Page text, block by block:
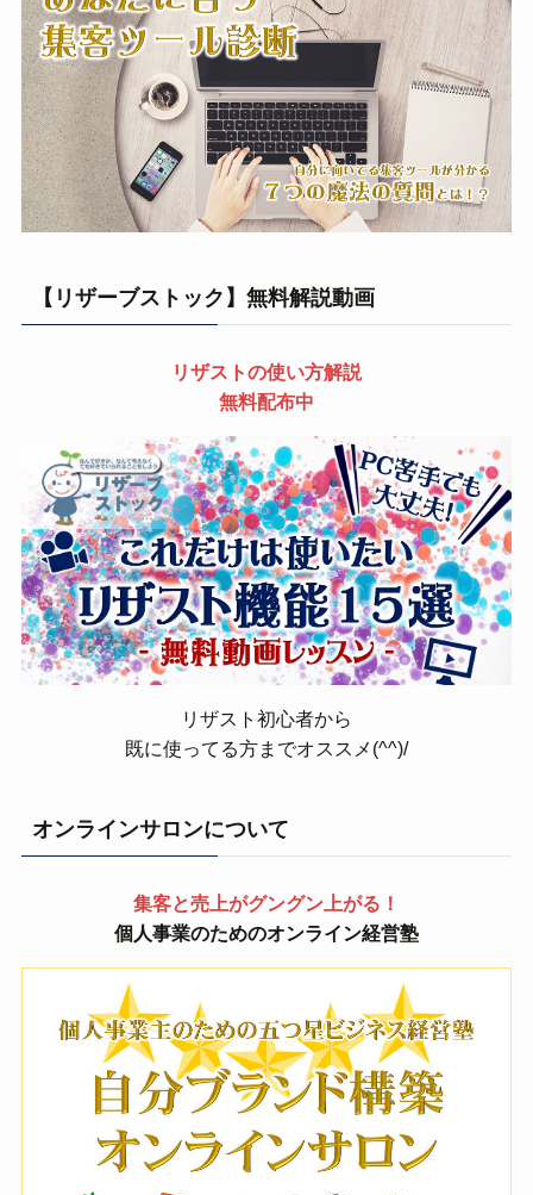
【リザーブストック】無料解説動画
リザストの使い方解説
無料配布中
リザスト初心者から
既に使ってる方までオススメ(^^)/
オンラインサロンについて
集客と売上がグングン上がる！
個人事業のためのオンライン経営塾